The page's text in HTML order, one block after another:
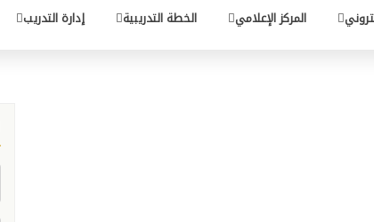
المركز الإعلامي الخطة التدريبية إدارة التدريب